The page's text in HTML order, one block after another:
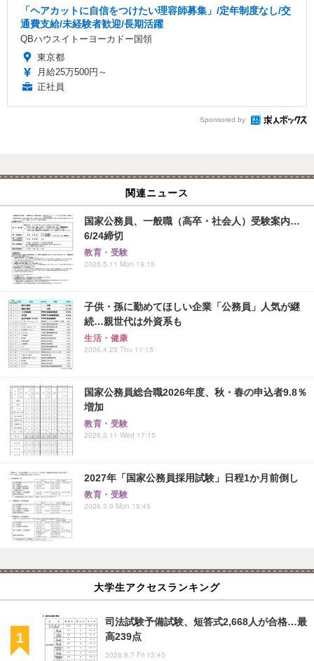
「ヘアカットに自信をつけたい理容師募集」/定年制度なし/交
通費支給/未経験者歓迎/長期活躍
QBハウスイトーヨーカドー国領
東京都
月給25万500円～
正社員
Sponsored by
関連ニュース
国家公務員、一般職（高卒・社会人）受験案内…
6/24締切
教育・受験
2026.5.11 Mon 19:15
子供・孫に勤めてほしい企業「公務員」人気が継
続…親世代は外資系も
生活・健康
2026.4.23 Thu 11:15
国家公務員総合職2026年度、秋・春の申込者9.8％
増加
教育・受験
2026.3.11 Wed 17:15
2027年「国家公務員採用試験」日程1か月前倒し
教育・受験
2026.3.9 Mon 19:45
大学生アクセスランキング
司法試験予備試験、短答式2,668人が合格…最
高239点
2026.8.7 Fri 13:45